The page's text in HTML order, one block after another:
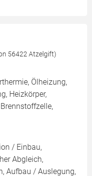
56422 Atzelgift)
Ölheizung,
Heizkörper,
/ Einbau,
Abgleich,
Aufbau / Auslegung,